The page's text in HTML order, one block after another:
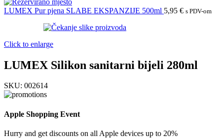
LUMEX Pur pjena SLABE EKSPANZIJE 500ml 5,95 € s PDV-om
Click to enlarge
LUMEX Silikon sanitarni bijeli 280ml
SKU: 002614
Apple Shopping Event
Hurry and get discounts on all Apple devices up to 20%